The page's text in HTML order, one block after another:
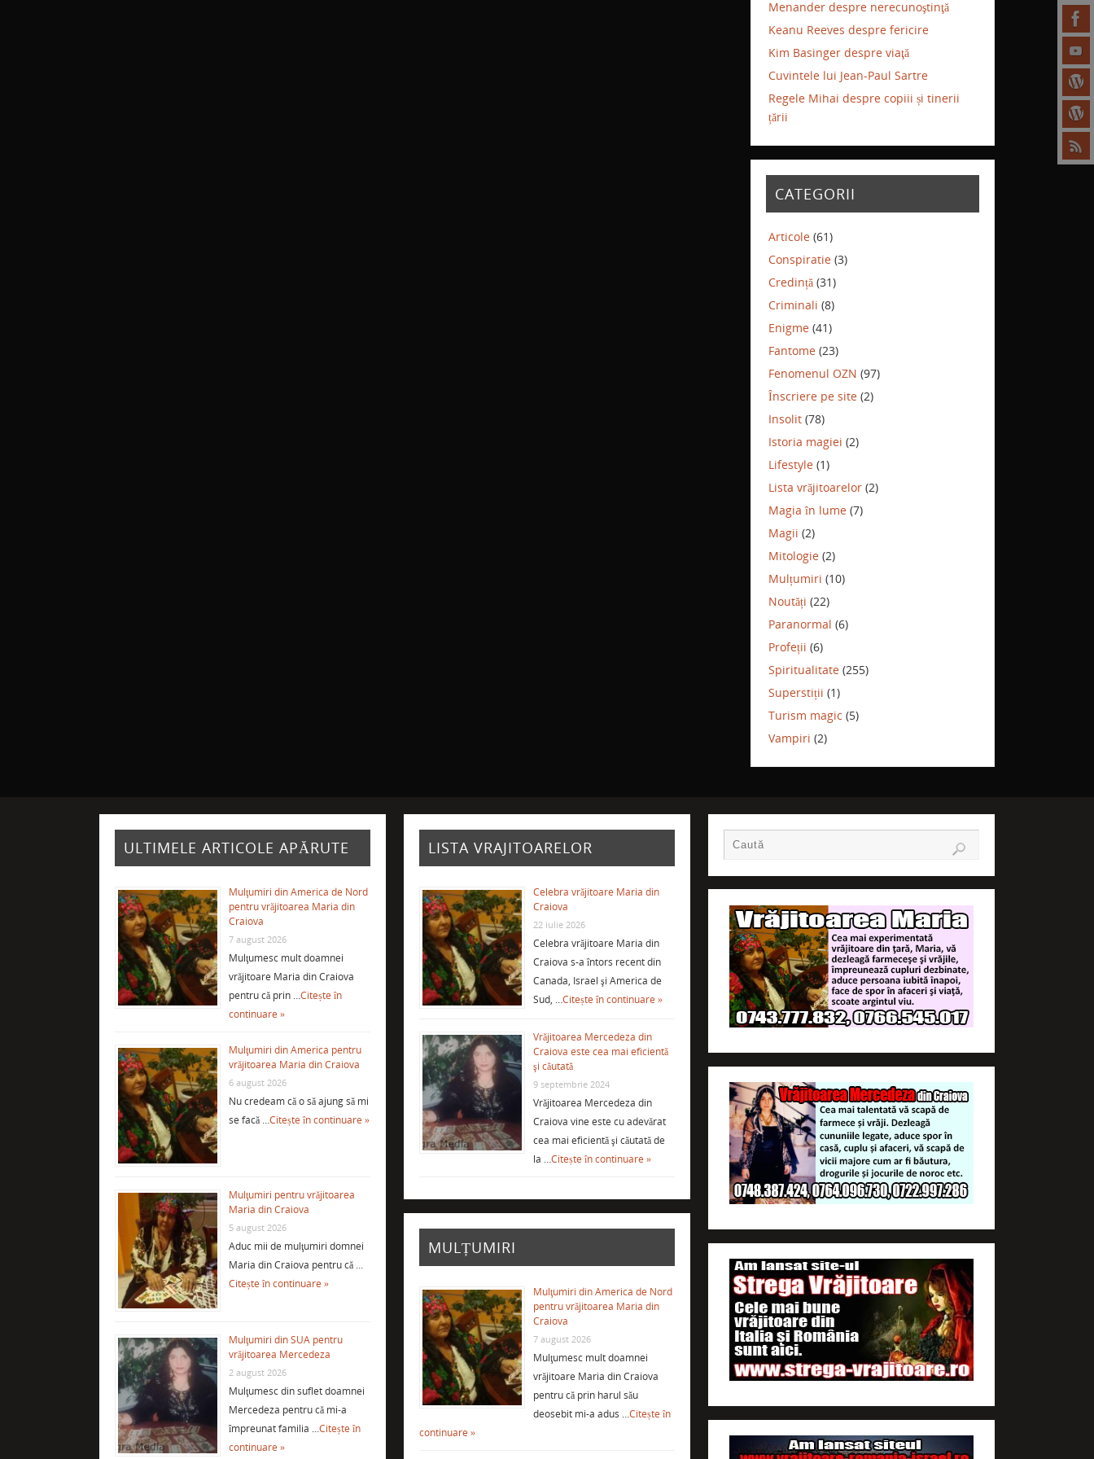
Menander despre nerecunoştinţă
Keanu Reeves despre fericire
Kim Basinger despre viaţă
Cuvintele lui Jean-Paul Sartre
Regele Mihai despre copiii și tinerii
țării
CATEGORII
Articole (61)
Conspiratie (3)
Credință (31)
Criminali (8)
Enigme (41)
Fantome (23)
Fenomenul OZN (97)
Înscriere pe site (2)
Insolit (78)
Istoria magiei (2)
Lifestyle (1)
Lista vrăjitoarelor (2)
Magia în lume (7)
Magii (2)
Mitologie (2)
Mulțumiri (10)
Noutăți (22)
Paranormal (6)
Profeții (6)
Spiritualitate (255)
Superstiții (1)
Turism magic (5)
Vampiri (2)
ULTIMELE ARTICOLE APĂRUTE
Mulţumiri din America de Nord
pentru vrăjitoarea Maria din
Craiova
7 august 2026
Mulţumesc mult doamnei
vrăjitoare Maria din Craiova
pentru că prin …Citește în
continuare »
Mulţumiri din America pentru
vrăjitoarea Maria din Craiova
6 august 2026
Nu credeam că o să ajung să mi
se facă …Citește în continuare »
Mulţumiri pentru vrăjitoarea
Maria din Craiova
5 august 2026
Aduc mii de mulţumiri domnei
Maria din Craiova pentru că …
Citește în continuare »
Mulţumiri din SUA pentru
vrăjitoarea Mercedeza
2 august 2026
Mulţumesc din suflet doamnei
Mercedeza pentru că mi-a
împreunat familia …Citește în
continuare »
LISTA VRAJITOARELOR
Celebra vrăjitoare Maria din
Craiova
22 iulie 2026
Celebra vrăjitoare Maria din
Craiova s-a întors recent din
Canada, Israel şi America de
Sud, …Citește în continuare »
Vrăjitoarea Mercedeza din
Craiova este cea mai eficientă
şi căutată
9 septembrie 2024
Vrăjitoarea Mercedeza din
Craiova vine este cu adevărat
cea mai eficientă şi căutată de
la …Citește în continuare »
MULȚUMIRI
Mulţumiri din America de Nord
pentru vrăjitoarea Maria din
Craiova
7 august 2026
Mulţumesc mult doamnei
vrăjitoare Maria din Craiova
pentru că prin harul său
deosebit mi-a adus …Citește în
continuare »